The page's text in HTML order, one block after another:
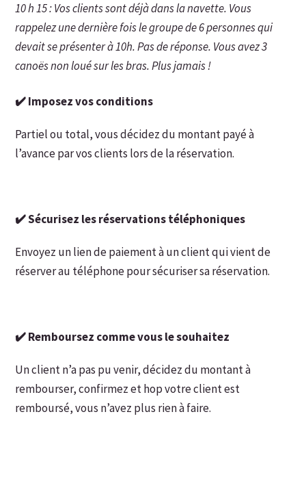
10 h 15 : Vos clients sont déjà dans la navette. Vous
rappelez une dernière fois le groupe de 6 personnes qui
devait se présenter à 10h. Pas de réponse. Vous avez 3
canoës non loué sur les bras. Plus jamais !
✔️ Imposez vos conditions
Partiel ou total, vous décidez du montant payé à
l’avance par vos clients lors de la réservation.
✔️ Sécurisez les réservations téléphoniques
Envoyez un lien de paiement à un client qui vient de
réserver au téléphone pour sécuriser sa réservation.
✔️ Remboursez comme vous le souhaitez
Un client n’a pas pu venir, décidez du montant à
rembourser, confirmez et hop votre client est
remboursé, vous n’avez plus rien à faire.